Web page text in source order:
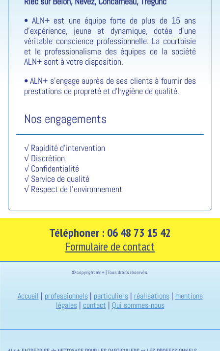
• ALN+ est une équipe forte de plus de 15 ans
d'expérience, jeune et dynamique, dotée d'une
véritable conscience professionnelle. La courtoisie
et le professionalisme des équipes de la société
ALN+ sont à votre disposition.
• ALN+ s'engage auprès de ses clients à fournir des
prestations de propreté et d'hygiène de qualité.
Nos engagements
√ Rapidité d'intervention
√ Discrétion
√ Confidentialité
√ Service de qualité
√ Respect de l'environnement
Téléphoner : 06 48 73 15 42
Formulaire de contact
© copyright aln+ | Tous droits réservés.
Accueil | professionnels| particuliers| réalisations| mentions
légales| contact | Qui sommes-nous